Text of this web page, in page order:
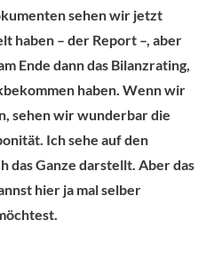
sehen wir jetzt
haben – der Report –, aber
Ende dann das Bilanzrating,
haben. Wenn wir
sehen wir wunderbar die
Ich sehe auf den
das Ganze darstellt. Aber das
hier ja mal selber